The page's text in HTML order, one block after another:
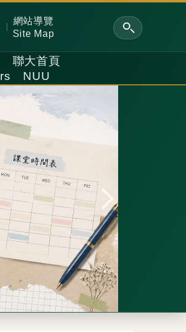
網站導覽
Site Map
聯大首頁
NUU